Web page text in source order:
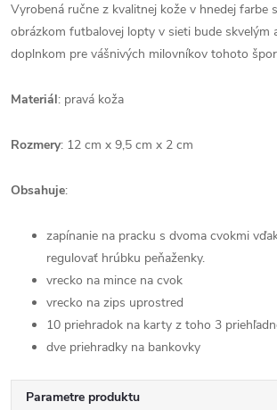
Vyrobená ručne z kvalitnej kože v hnedej farbe
obrázkom futbalovej lopty v sieti bude skvelým
doplnkom pre vášnivých milovníkov tohoto
Materiál: pravá koža
Rozmery: 12 cm x 9,5 cm x 2 cm
Obsahuje:
zapínanie na pracku s dvoma cvokmi
regulovať hrúbku peňaženky.
vrecko na mince na cvok
vrecko na zips uprostred
10 priehradok na karty z toho 3
dve priehradky na bankovky
Parametre produktu